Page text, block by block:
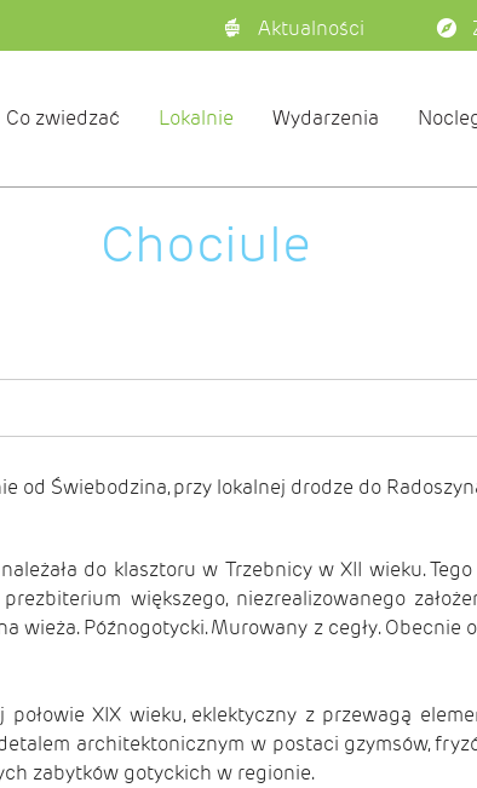
Aktualności
Co zwiedzać Lokalnie Wydarzenia
Chociule
od Świebodzina, przy lokalnej drodze do
do klasztoru w Trzebnicy w XII wieku.
większego, niezrealizowanego
wieża. Późnogotycki. Murowany z cegły.
XIX wieku, eklektyczny z przewagą
architektonicznym w postaci gzymsów,
zabytków gotyckich w regionie.